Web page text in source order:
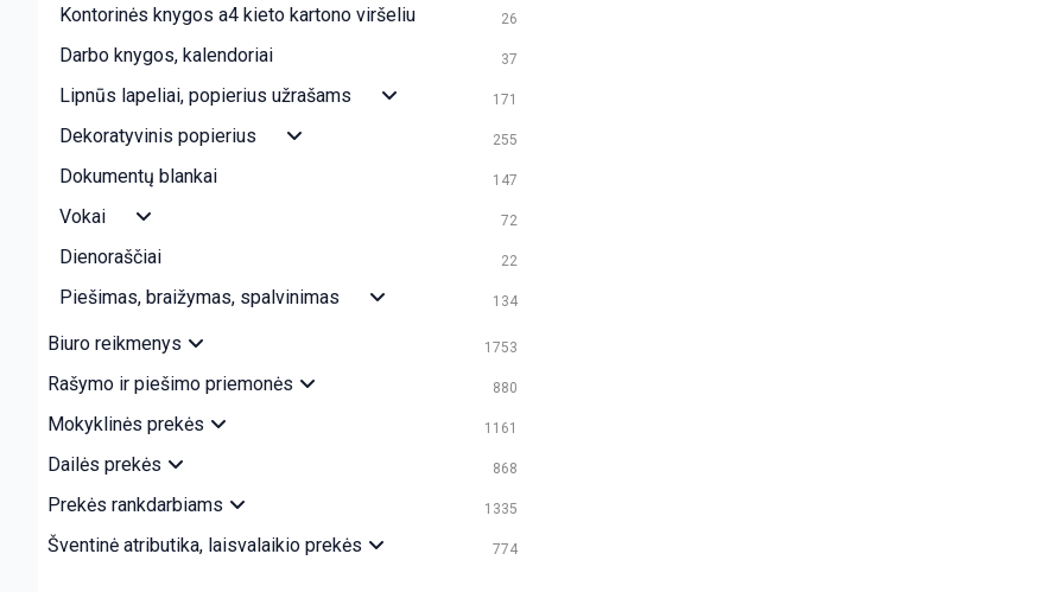
Kontorinės knygos a4 kieto kartono viršeliu 26
Darbo knygos, kalendoriai 37
Lipnūs lapeliai, popierius užrašams 171
Dekoratyvinis popierius 255
Dokumentų blankai 147
Vokai 72
Dienoraščiai 22
Piešimas, braižymas, spalvinimas 134
Biuro reikmenys 1753
Rašymo ir piešimo priemonės 880
Mokyklinės prekės 1161
Dailės prekės 868
Prekės rankdarbiams 1335
Šventinė atributika, laisvalaikio prekės 774